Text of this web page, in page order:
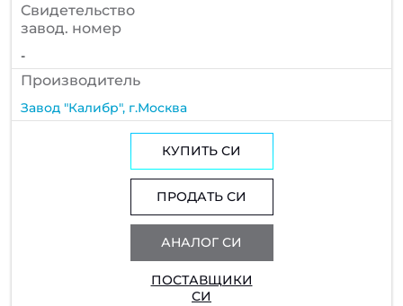
Cвидетельство
завод. номер
-
Производитель
Завод "Калибр", г.Москва
КУПИТЬ СИ
ПРОДАТЬ СИ
АНАЛОГ СИ
ПОСТАВЩИКИ
СИ